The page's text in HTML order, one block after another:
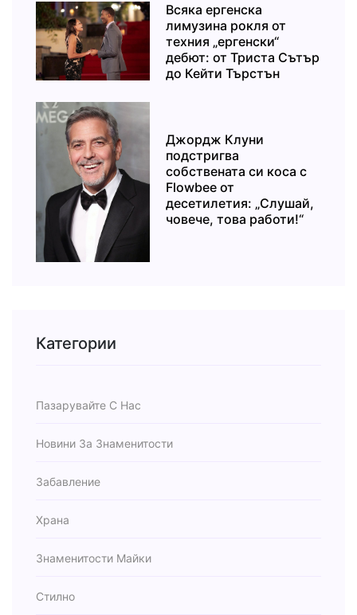
Всяка ергенска
лимузина рокля от
техния „ергенски“
дебют: от Триста Сътър
до Кейти Търстън
Джордж Клуни
подстригва
собствената си коса с
Flowbee от
десетилетия: „Слушай,
човече, това работи!“
Категории
Пазарувайте С Нас
Новини За Знаменитости
Забавление
Храна
Знаменитости Майки
Стилно